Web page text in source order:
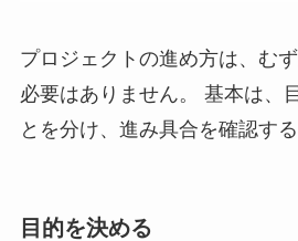
プロジェクトの進め方は、む
必要はありません。 基本は、
とを分け、進み具合を確認する
目的を決める